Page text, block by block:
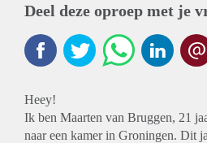
Deel deze oproep met je
Heey!
Ik ben Maarten van Bruggen, 21
naar een kamer in Groningen. Dit